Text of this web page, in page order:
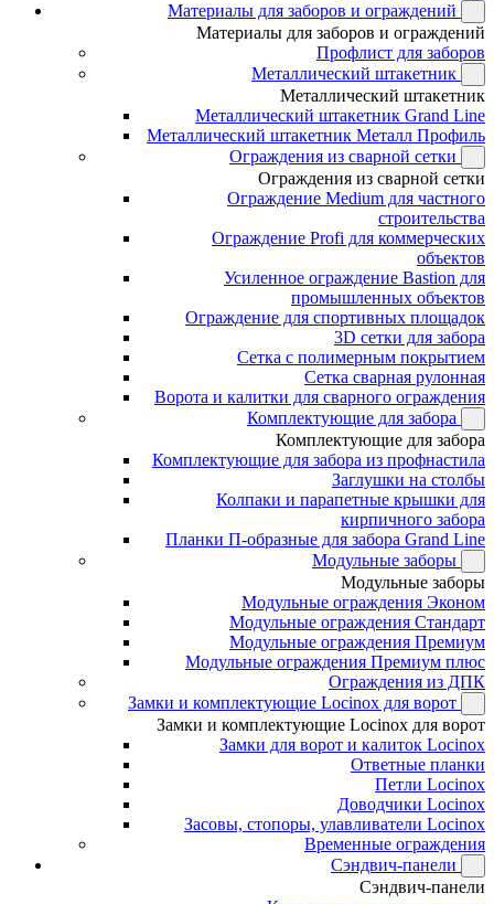
Материалы для заборов и ограждений
Материалы для заборов и ограждений
Профлист для заборов
Металлический штакетник
Металлический штакетник
Металлический штакетник Grand Line
Металлический штакетник Металл Профиль
Ограждения из сварной сетки
Ограждения из сварной сетки
Ограждение Medium для частного
строительства
Ограждение Profi для коммерческих
объектов
Усиленное ограждение Bastion для
промышленных объектов
Ограждение для спортивных площадок
3D сетки для забора
Сетка с полимерным покрытием
Сетка сварная рулонная
Ворота и калитки для сварного ограждения
Комплектующие для забора
Комплектующие для забора
Комплектующие для забора из профнастила
Заглушки на столбы
Колпаки и парапетные крышки для
кирпичного забора
Планки П-образные для забора Grand Line
Модульные заборы
Модульные заборы
Модульные ограждения Эконом
Модульные ограждения Стандарт
Модульные ограждения Премиум
Модульные ограждения Премиум плюс
Ограждения из ДПК
Замки и комплектующие Locinox для ворот
Замки и комплектующие Locinox для ворот
Замки для ворот и калиток Locinox
Ответные планки
Петли Locinox
Доводчики Locinox
Засовы, стопоры, улавливатели Locinox
Временные ограждения
Сэндвич-панели
Сэндвич-панели